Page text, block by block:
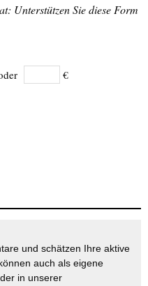
Unterstützen Sie diese Form
€
und schätzen Ihre aktive
auch als eigene
in unserer